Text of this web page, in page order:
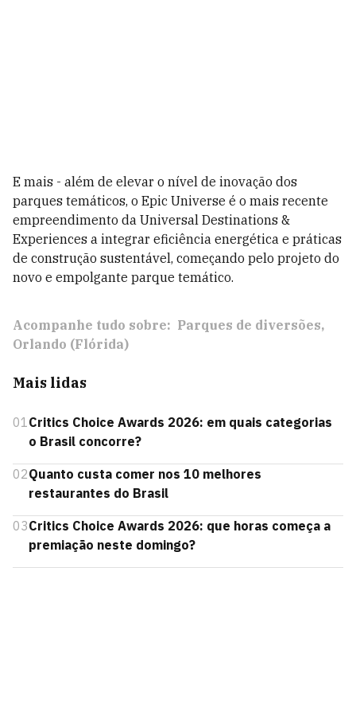
E mais - além de elevar o nível de inovação dos
parques temáticos, o Epic Universe é o mais recente
empreendimento da Universal Destinations &
Experiences a integrar eficiência energética e práticas
de construção sustentável, começando pelo projeto do
novo e empolgante parque temático.
Acompanhe tudo sobre: Parques de diversões
Orlando (Flórida)
Mais lidas
01Critics Choice Awards 2026: em quais categorias
o Brasil concorre?
02Quanto custa comer nos 10 melhores
restaurantes do Brasil
03Critics Choice Awards 2026: que horas começa a
premiação neste domingo?